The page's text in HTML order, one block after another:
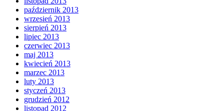
październik 2013
wrzesień 2013
sierpień 2013
lipiec 2013
czerwiec 2013
maj 2013
kwiecień 2013
marzec 2013
luty 2013
styczeń 2013
grudzień 2012
listopad 2012